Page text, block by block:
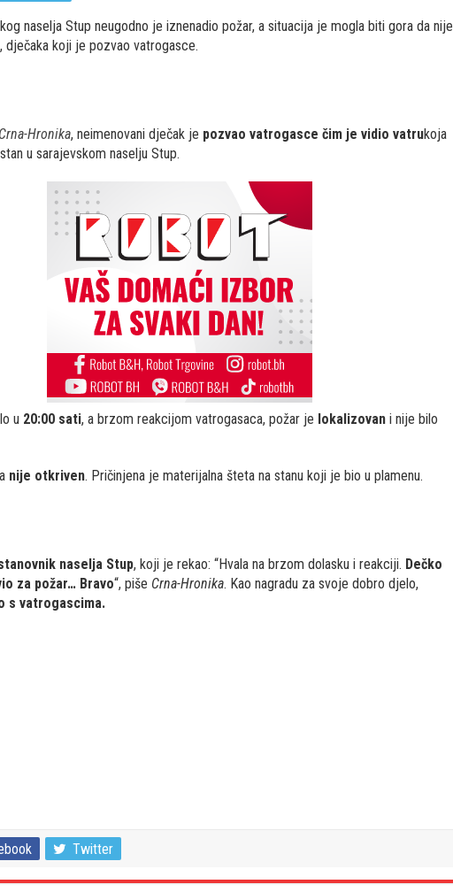
naselja Stup neugodno je iznenadio požar, a situacija je mogla biti gora da nije
dječaka koji je pozvao vatrogasce.
Crna-Hronika, neimenovani dječak je pozvao vatrogasce čim je vidio vatrukoja
u sarajevskom naselju Stup.
u 20:00 sati, a brzom reakcijom vatrogasaca, požar je lokalizovani nije bilo
nije otkriven. Pričinjena je materijalna šteta na stanu koji je bio u plamenu.
naselja Stup, koji je rekao: “Hvala na brzom dolasku i reakciji. Dečko
za požar… Bravo“, piše Crna-Hronika. Kao nagradu za svoje dobro djelo,
s vatrogascima.
Twitter